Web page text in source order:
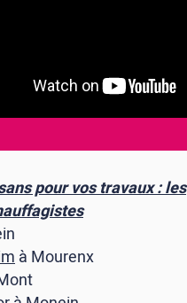
pour vos travaux : les
à Mourenx